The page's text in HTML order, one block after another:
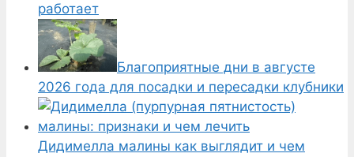
работает
Благоприятные дни в августе
2026 года для посадки и пересадки клубники
Дидимелла малины как выглядит и чем